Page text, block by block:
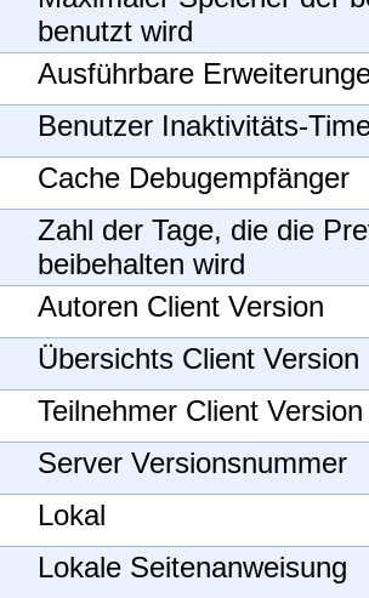
benutzt wird
Ausführbare
Benutzer Inaktivitäts-
Cache Debugempfänger
Zahl der Tage, die die
beibehalten wird
Autoren Client Version
Übersichts Client Version
Teilnehmer Client Version
Server Versionsnummer
Lokal
Lokale Seitenanweisung